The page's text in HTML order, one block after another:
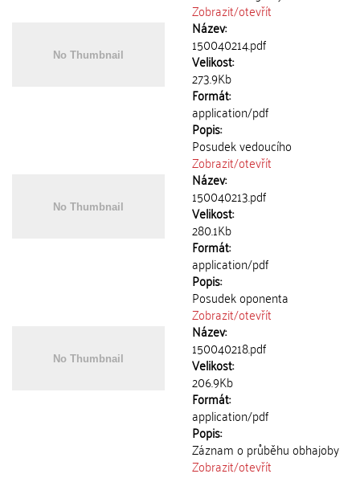
Zobrazit/otevřít
Název:
150040214.pdf
Velikost:
273.9Kb
Formát:
application/pdf
Popis:
Posudek vedoucího
Zobrazit/otevřít
Název:
150040213.pdf
Velikost:
280.1Kb
Formát:
application/pdf
Popis:
Posudek oponenta
Zobrazit/otevřít
Název:
150040218.pdf
Velikost:
206.9Kb
Formát:
application/pdf
Popis:
Záznam o průběhu obhajoby
Zobrazit/otevřít